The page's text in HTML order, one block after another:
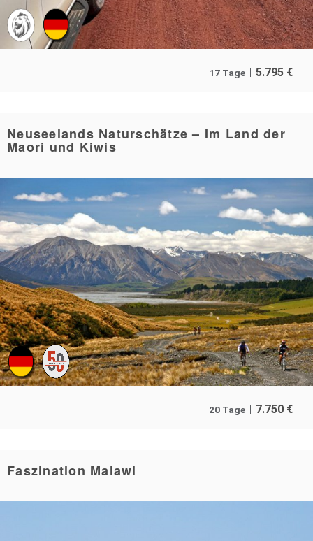
17 Tage 5.795 €
Neuseelands Naturschätze – Im Land der
Maori und Kiwis
20 Tage 7.750 €
Faszination Malawi